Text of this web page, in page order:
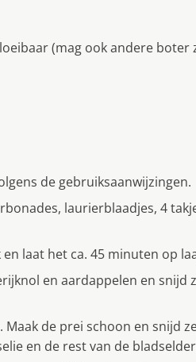
(mag ook andere boter
de gebruiksaanwijzingen.
laurierblaadjes, 4
laat het ca. 45 minuten op
en aardappelen en snijd
Maak de prei schoon en snijd
en de rest van de